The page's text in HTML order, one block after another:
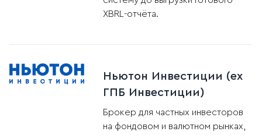
XBRL-отчёта.
Ньютон Инвестиции (ex
ГПБ Инвестиции)
Брокер для частных инвесторов
на фондовом и валютном рынках,